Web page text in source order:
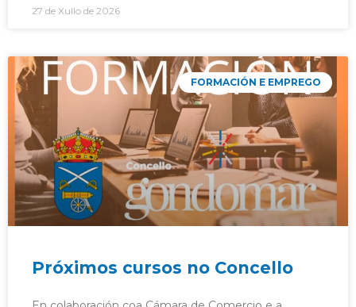
27 de Xullo de 2026
FORMACIÓN E EMPREGO
Próximos cursos no Concello